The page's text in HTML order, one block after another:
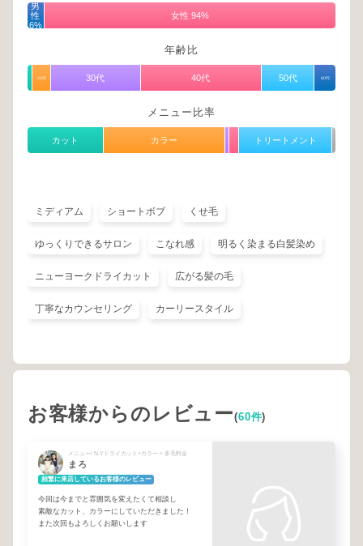
男
性
6%
女性 94%
年齢比
20代 30代 40代 50代 60代
メニュー比率
カット カラー トリートメント
ミディアム ショートボブ くせ毛
ゆっくりできるサロン こなれ感 明るく染まる白髪染め
ニューヨークドライカット 広がる髪の毛
丁寧なカウンセリング カーリースタイル
お客様からのレビュー(60件)
メニュー/ N.Yドライカット+カラー + 多毛料金
まろ
頻繁に来店しているお客様のレビュー
今回は今までと雰囲気を変えたくて相談し
素敵なカット、カラーにしていただきました！
また次回もよろしくお願いします